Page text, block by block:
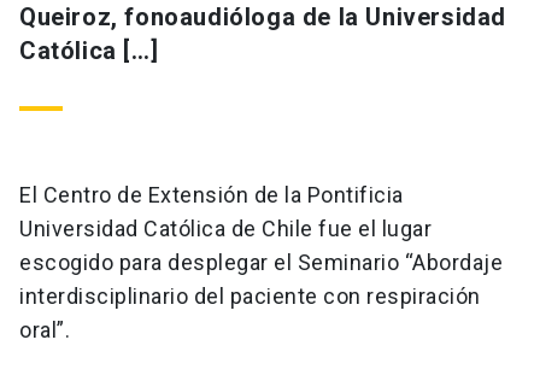
Queiroz, fonoaudióloga de la Universidad
Católica […]
El Centro de Extensión de la Pontificia
Universidad Católica de Chile fue el lugar
escogido para desplegar el Seminario “Abordaje
interdisciplinario del paciente con respiración
oral”.